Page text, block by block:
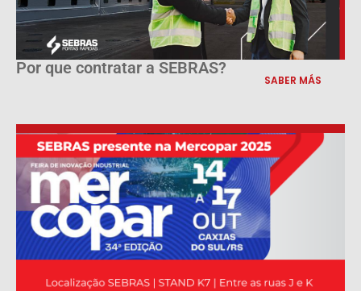
Por que contratar a SEBRAS?
SABER MÁS